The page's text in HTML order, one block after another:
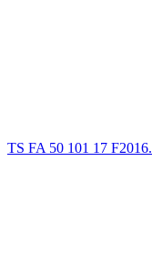
TS FA 50 101 17